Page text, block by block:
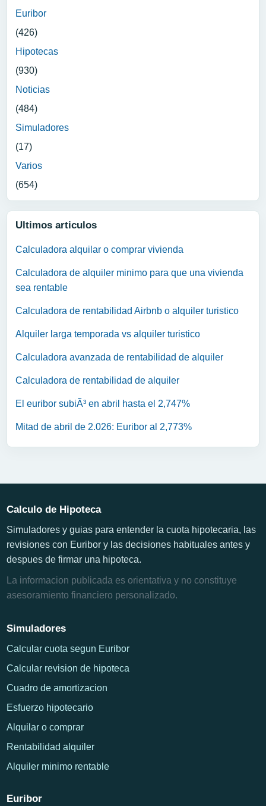
Euribor
(426)
Hipotecas
(930)
Noticias
(484)
Simuladores
(17)
Varios
(654)
Ultimos articulos
Calculadora alquilar o comprar vivienda
Calculadora de alquiler minimo para que una vivienda
sea rentable
Calculadora de rentabilidad Airbnb o alquiler turistico
Alquiler larga temporada vs alquiler turistico
Calculadora avanzada de rentabilidad de alquiler
Calculadora de rentabilidad de alquiler
El euribor subiÃ³ en abril hasta el 2,747%
Mitad de abril de 2.026: Euribor al 2,773%
Calculo de Hipoteca
Simuladores y guias para entender la cuota hipotecaria, las
revisiones con Euribor y las decisiones habituales antes y
despues de firmar una hipoteca.
La informacion publicada es orientativa y no constituye
asesoramiento financiero personalizado.
Simuladores
Calcular cuota segun Euribor
Calcular revision de hipoteca
Cuadro de amortizacion
Esfuerzo hipotecario
Alquilar o comprar
Rentabilidad alquiler
Alquiler minimo rentable
Euribor